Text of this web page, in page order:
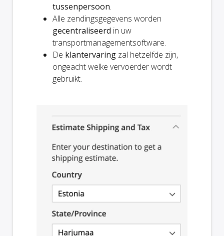
tussenpersoon.
Alle zendingsgegevens worden
gecentraliseerd in uw
transportmanagementsoftware.
De klantervaring zal hetzelfde zijn,
ongeacht welke vervoerder wordt
gebruikt.